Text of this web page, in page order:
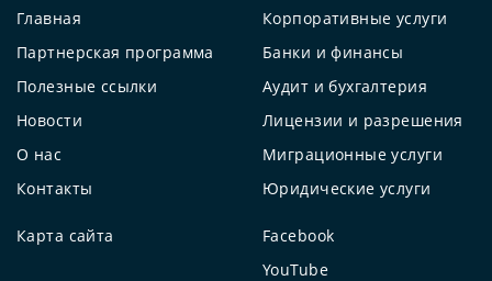
Главная
Партнерская программа
Полезные ссылки
Новости
О нас
Контакты
Корпоративные услуги
Банки и финансы
Аудит и бухгалтерия
Лицензии и разрешения
Миграционные услуги
Юридические услуги
Карта сайта
Facebook
YouTube